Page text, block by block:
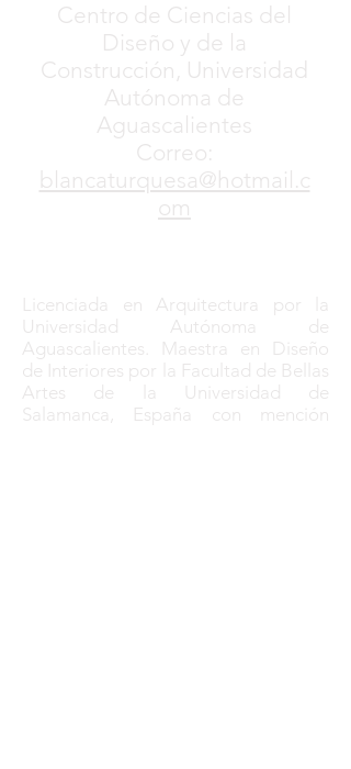
Centro de Ciencias del
Diseño y de la
Construcción, Universidad
Autónoma de
Aguascalientes
Correo:
blancaturquesa@hotmail.c
om
Licenciada en Arquitectura por la
Universidad Autónoma de
Aguascalientes. Maestra en Diseño
de Interiores por la Facultad de Bellas
Artes de la Universidad de
Salamanca, España con mención